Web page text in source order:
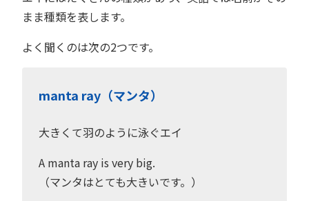
まま種類を表します。
よく聞くのは次の2つです。
manta ray（マンタ）
大きくて羽のように泳ぐエイ
A manta ray is very big.
（マンタはとても大きいです。）